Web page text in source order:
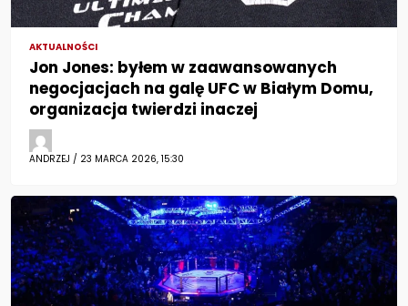
AKTUALNOŚCI
Jon Jones: byłem w zaawansowanych
negocjacjach na galę UFC w Białym Domu,
organizacja twierdzi inaczej
ANDRZEJ / 23 MARCA 2026, 15:30